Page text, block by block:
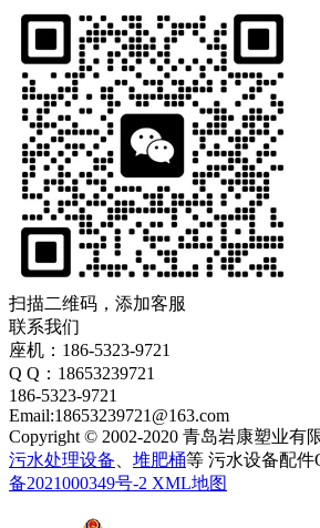
扫描二维码，添加客服
联系我们
座机：186-5323-9721
Q Q：18653239721
186-5323-9721
Email:18653239721@163.com
Copyright © 2002-2020 青岛岩康塑业有
污水处理设备
堆肥桶等 污水设备配件
备2021000349号-2 XML地图